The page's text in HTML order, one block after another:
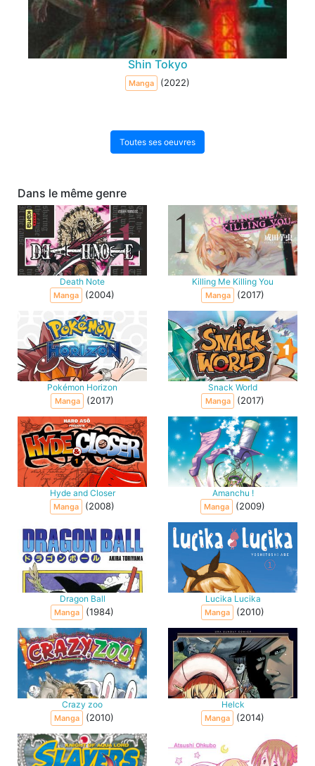
Shin Tokyo
Manga (2022)
Toutes ses oeuvres
Dans le même genre
Death Note
Manga (2004)
Killing Me Killing You
Manga (2017)
Pokémon Horizon
Manga (2017)
Snack World
Manga (2017)
Hyde and Closer
Manga (2008)
Amanchu !
Manga (2009)
Dragon Ball
Manga (1984)
Lucika Lucika
Manga (2010)
Crazy zoo
Manga (2010)
Helck
Manga (2014)